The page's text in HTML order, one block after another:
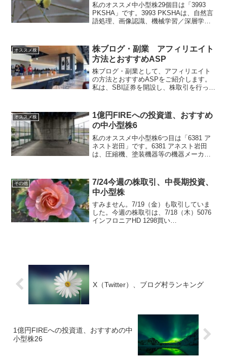
私のオススメ中小型株29個目は「3993
PKSHA」です。3993 PKSHAは、自然言
語処理、画像認識、機械学習／深層学習
研究開発・AIソリューション及びAI Sa...
オススメ株
株ブログ・副業 アフィリエイト
方法とおすすめASP
株ブログ・副業として、アフィリエイト
の方法とおすすめASPをご紹介します。
私は、SBI証券を開設し、株取引を行って
ンタルサーバー。キャンペーン期間中に
最長の3年...
オススメ株
1億円FIREへの投資道、おすすめ
の中小型株6
私のオススメ中小型株6つ目は「6381 ア
ネスト岩田」です。6381 アネスト岩田
は、圧縮機、塗装機器等の機器メーカー
です。4年で売上高1.5倍以上、営業利益
は2倍弱程...
その他
7/24今週の株取引、中長期投資、
中小型株
すみません。7/19（金）も取引していま
した。今週の株取引は、7/18（木）5076
インフロニアHD 1298買い
X（Twitter）、ブログ村ランキング
1億円FIREへの投資道、おすすめの中
小型株26